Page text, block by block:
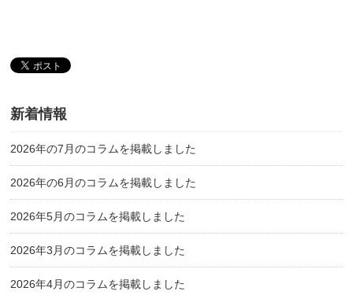
新着情報
2026年の7月のコラムを掲載しました
2026年の6月のコラムを掲載しました
2026年5月のコラムを掲載しました
2026年3月のコラムを掲載しました
2026年4月のコラムを掲載しました